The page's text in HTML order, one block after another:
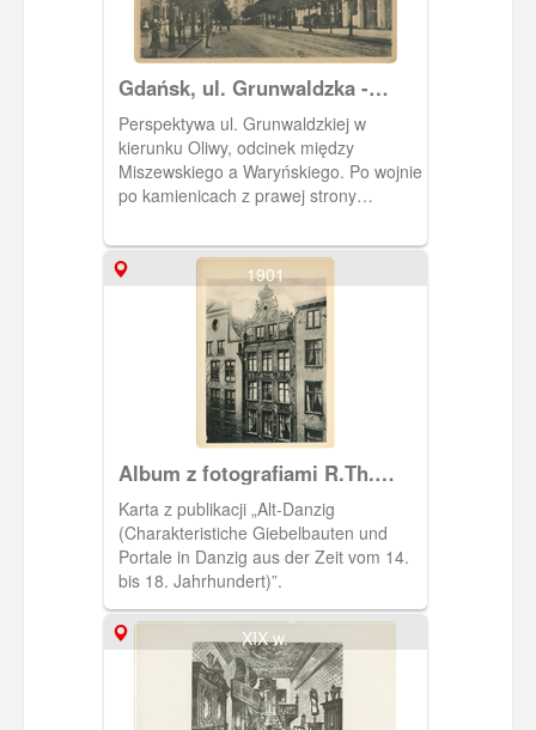
Gdańsk, ul. Grunwaldzka -
widok w kierunku Oliwy
Perspektywa ul. Grunwaldzkiej w
kierunku Oliwy, odcinek między
Miszewskiego a Waryńskiego. Po wojnie
po kamienicach z prawej strony
1901
Album z fotografiami R.Th.
Kuhna
Karta z publikacji „Alt-Danzig
(Charakteristiche Giebelbauten und
Portale in Danzig aus der Zeit vom 14.
bis 18. Jahrhundert)”.
XIX w.